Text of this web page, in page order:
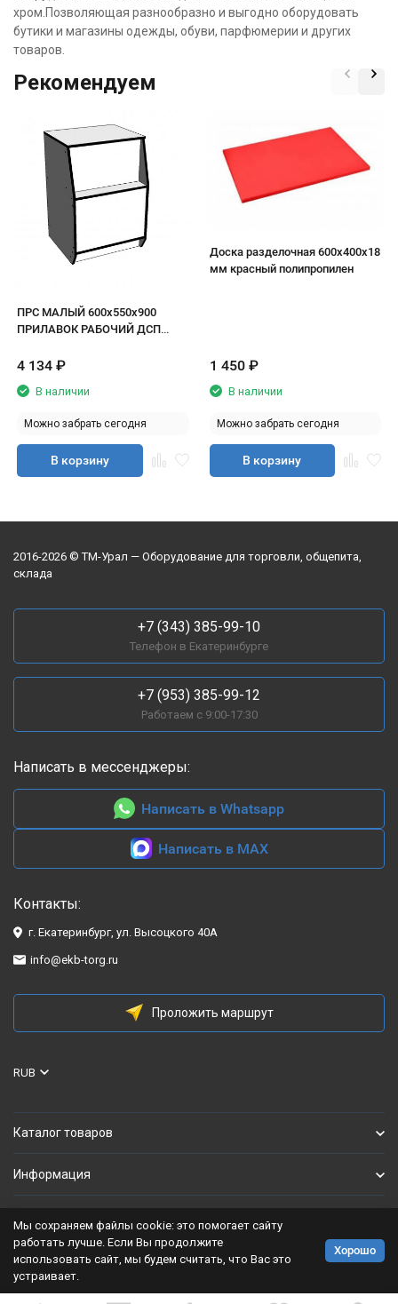
хром.Позволяющая разнообразно и выгодно оборудовать
бутики и магазины одежды, обуви, парфюмерии и других
товаров.
Рекомендуем
ПРС МАЛЫЙ 600х550х900
ПРИЛАВОК РАБОЧИЙ ДСП
4 134 ₽
В наличии
Можно забрать сегодня
В корзину
Доска разделочная 600х400х18
мм красный полипропилен
1 450 ₽
В наличии
Можно забрать сегодня
В корзину
2016-2026 © ТМ-Урал — Оборудование для торговли, общепита,
склада
+7 (343) 385-99-10
Телефон в Екатеринбурге
+7 (953) 385-99-12
Работаем с 9:00-17:30
Написать в мессенджеры:
Написать в Whatsapp
Написать в MAX
Контакты:
г. Екатеринбург, ул. Высоцкого 40А
info@ekb-torg.ru
Проложить маршрут
RUB
Каталог товаров
Информация
Политика персональных данных
Разработано вbodysite.ru
Мы сохраняем файлы cookie: это помогает сайту
работать лучше. Если Вы продолжите
использовать сайт, мы будем считать, что Вас это
устраивает.
Хорошо